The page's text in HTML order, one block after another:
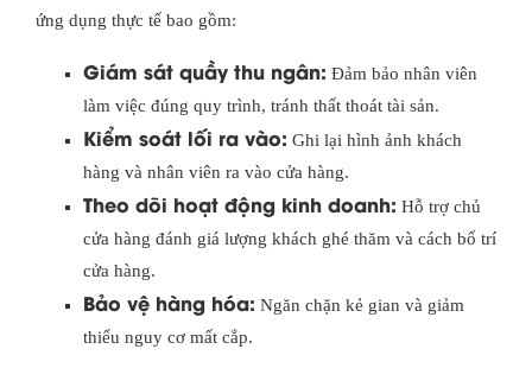
ứng dụng thực tế bao gồm:
Giám sát quầy thu ngân: Đảm bảo nhân viên
làm việc đúng quy trình, tránh thất thoát tài sản.
Kiểm soát lối ra vào: Ghi lại hình ảnh khách
hàng và nhân viên ra vào cửa hàng.
Theo dõi hoạt động kinh doanh: Hỗ trợ chủ
cửa hàng đánh giá lượng khách ghé thăm và cách bố trí
cửa hàng.
Bảo vệ hàng hóa: Ngăn chặn kẻ gian và giảm
thiểu nguy cơ mất cắp.